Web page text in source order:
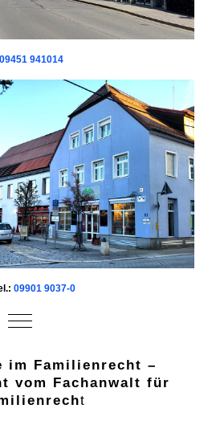
09451 941014
09901 9037-0
Mobile Menu Toggle
im Familienrecht –
vom Fachanwalt für
t